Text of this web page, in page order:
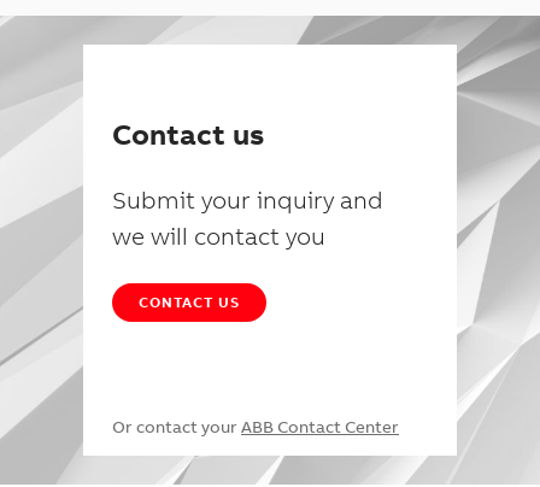
Contact us
Submit your inquiry and
we will contact you
CONTACT US
Or contact your ABB Contact Center